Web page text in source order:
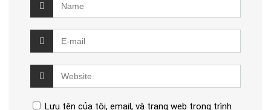
Lưu tên của tôi, email, và trang web trong trình